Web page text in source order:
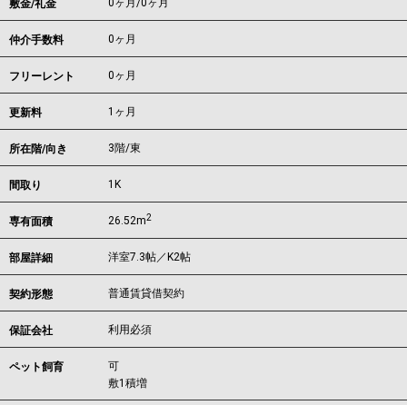
敷金/礼金 0ヶ月/0ヶ月
仲介手数料 0ヶ月
フリーレント 0ヶ月
更新料 1ヶ月
所在階/向き 3階/東
間取り 1K
専有面積 26.52m2
部屋詳細 洋室7.3帖／K2帖
契約形態 普通賃貸借契約
保証会社 利用必須
ペット飼育
可
敷1積増